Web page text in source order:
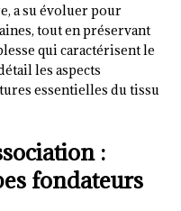
a su évoluer pour
tout en préservant
qui caractérisent le
les aspects
essentielles du tissu
:
fondateurs